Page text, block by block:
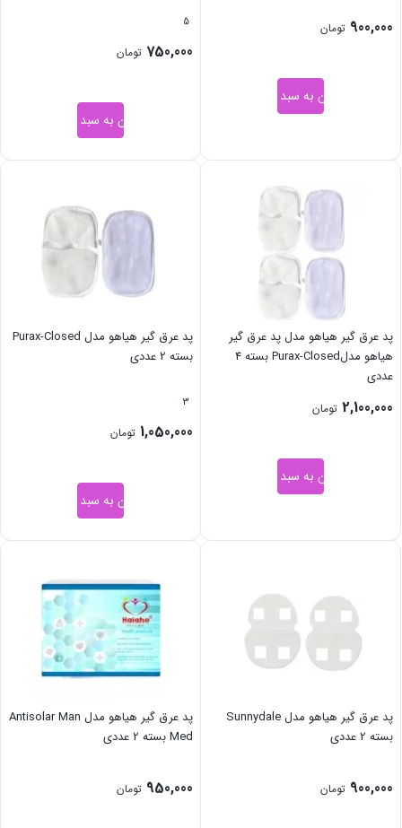
900,000 تومان
افزودن به سبد خرید
5
750,000 تومان
افزودن به سبد خرید
پد عرق گیر هیاهو مدل پد عرق گیر
هیاهو مدلPurax-Closed بسته 4
عددی
2,100,000 تومان
افزودن به سبد خرید
پد عرق گیر هیاهو مدل Purax-Closed
بسته 2 عددی
3
1,050,000 تومان
افزودن به سبد خرید
پد عرق گیر هیاهو مدل Sunnydale
بسته 2 عددی
900,000 تومان
پد عرق گیر هیاهو مدل Antisolar Man
Med بسته 2 عددی
950,000 تومان